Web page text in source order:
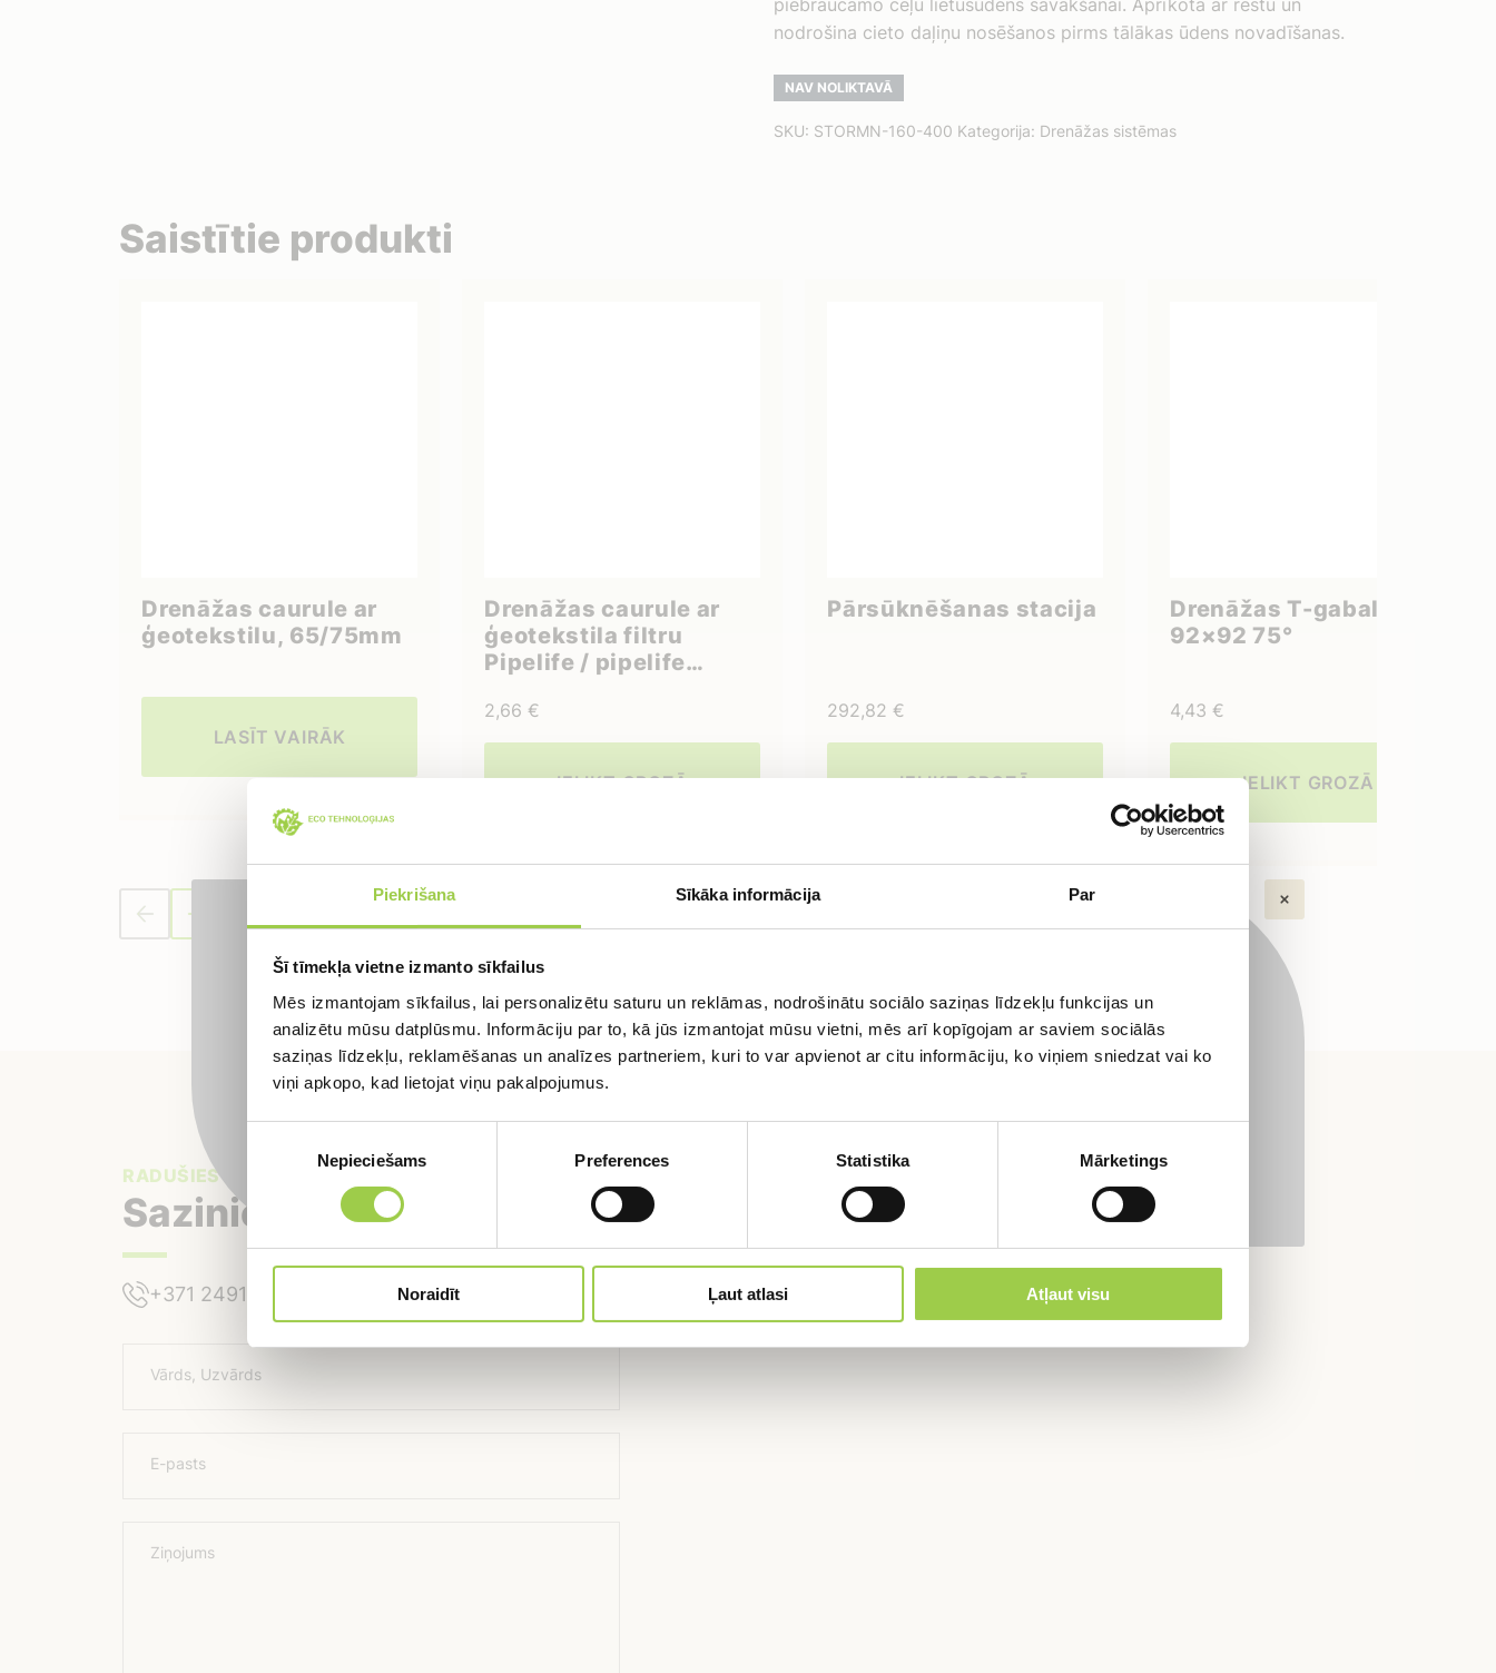
Piekrišana Sīkāka informācija Par
Šī tīmekļa vietne izmanto sīkfailus
Mēs izmantojam sīkfailus, lai personalizētu saturu un reklāmas, nodrošinātu sociālo saziņas līdzekļu funkcijas un
analizētu mūsu datplūsmu. Informāciju par to, kā jūs izmantojat mūsu vietni, mēs arī kopīgojam ar saviem sociālās
saziņas līdzekļu, reklamēšanas un analīzes partneriem, kuri to var apvienot ar citu informāciju, ko viņiem sniedzat vai ko
viņi apkopo, kad lietojat viņu pakalpojumus.
Nepieciešams Preferences Statistika Mārketings
Noraidīt Ļaut atlasi Atļaut visu
piebraucamo ceļu lietusūdens savākšanai. Aprīkota ar restu un
nodrošina cieto daļiņu nosēšanos pirms tālākas ūdens novadīšanas.
NAV NOLIKTAVĀ
SKU: STORMN-160-400 Kategorija: Drenāžas sistēmas
Saistītie produkti
Drenāžas caurule ar
ģeotekstilu, 65/75mm
LASĪT VAIRĀK
Drenāžas caurule ar
ģeotekstila filtru
Pipelife / pipelife
2,66€
IELIKT GROZĀ
Pārsūknēšanas stacija
292,82€
IELIKT GROZĀ
Drenāžas T-gabals
92×92 75°
4,43€
IELIKT GROZĀ
RADUŠIES JAUTĀJUMI?
Sazinies ar mums
+371 24918422 +371 24918422
Vārds, Uzvārds
E-pasts
Ziņojums
Pierakstieties uz bezmaksas konsultāciju!
Aizpildi formu un mēs sazināsimies ar Jums,
lai detalizēti apspriestu Jūsu pieprasījumu